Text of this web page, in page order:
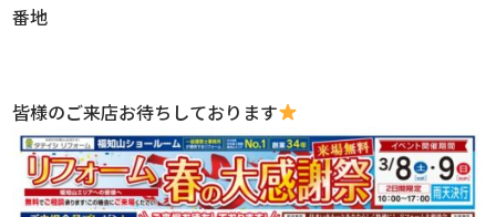
番地
皆様のご来店お待ちしております